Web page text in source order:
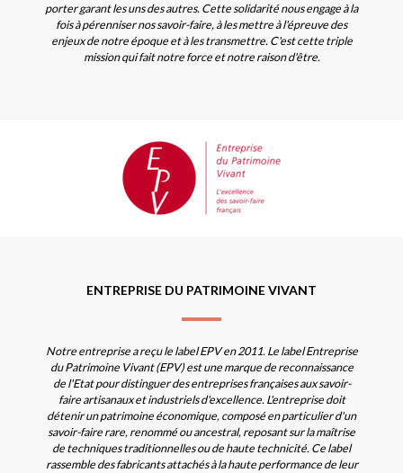
porter garant les uns des autres. Cette solidarité nous engage à la
fois à pérenniser nos savoir-faire, à les mettre à l'épreuve des
enjeux de notre époque et à les transmettre. C'est cette triple
mission qui fait notre force et notre raison d'être.
ENTREPRISE DU PATRIMOINE VIVANT
Notre entreprise a reçu le label EPV en 2011. Le label Entreprise
du Patrimoine Vivant (EPV) est une marque de reconnaissance
de l'Etat pour distinguer des entreprises françaises aux savoir-
faire artisanaux et industriels d'excellence. L'entreprise doit
détenir un patrimoine économique, composé en particulier d'un
savoir-faire rare, renommé ou ancestral, reposant sur la maîtrise
de techniques traditionnelles ou de haute technicité. Ce label
rassemble des fabricants attachés à la haute performance de leur